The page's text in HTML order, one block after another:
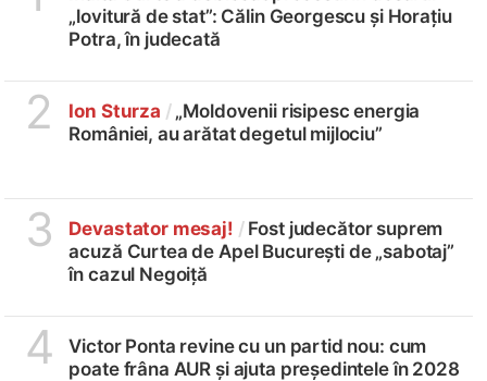
„lovitură de stat”: Călin Georgescu și Horațiu
Potra, în judecată
2 Ion Sturza /„Moldovenii risipesc energia
României, au arătat degetul mijlociu”
3 Devastator mesaj! / Fost judecător suprem
acuză Curtea de Apel București de „sabotaj”
în cazul Negoiță
4
Victor Ponta revine cu un partid nou: cum
poate frâna AUR și ajuta președintele în 2028